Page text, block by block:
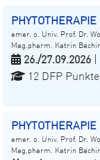
emer. o. Univ. Prof. Dr.
Mag.pharm. Katrin
26./27.09.2026
12 DFP Punkte
emer. o. Univ. Prof. Dr.
Mag.pharm. Katrin